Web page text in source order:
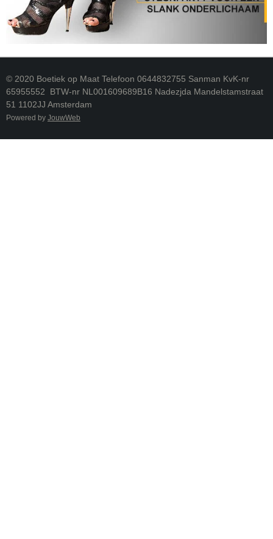
© 2020 Boetiek op Maat Telefoon 0644832755 Sanman KvK-nr
65955552 BTW-nr NL001609689B16 Nadezjda Mandelstamstraat
51 1102JJ Amsterdam
Powered by JouwWeb